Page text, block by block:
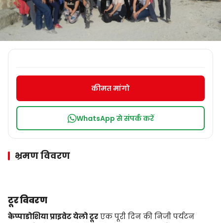
भ्रमण विवरण
टूर विवरण
केप्पाडोशिया प्राइवेट येलो टूर एक पूरी दिन की निजी पर्यटन
कीमत मांगो
WhatsApp से संपर्क करें